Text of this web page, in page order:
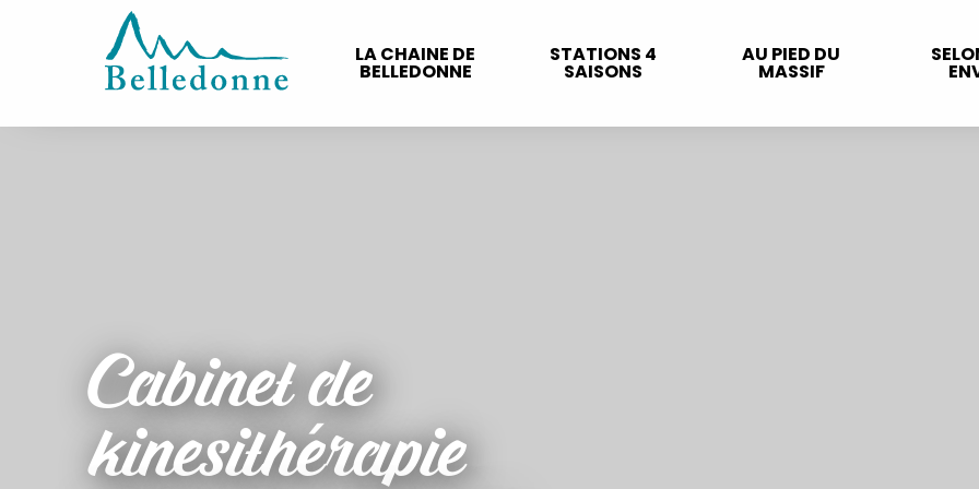
LA CHAINE DE
BELLEDONNE
STATIONS 4
SAISONS
AU PIED DU
MASSIF
Cabinet de
kinesithérapie